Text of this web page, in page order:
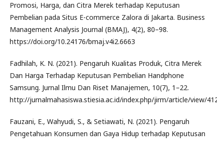
Promosi, Harga, dan Citra Merek terhadap Keputusan
Pembelian pada Situs E-commerce Zalora di Jakarta. Business
Management Analysis Journal (BMAJ), 4(2), 80–98.
https://doi.org/10.24176/bmaj.v4i2.6663
Fadhilah, K. N. (2021). Pengaruh Kualitas Produk, Citra Merek
Dan Harga Terhadap Keputusan Pembelian Handphone
Samsung. Jurnal Ilmu Dan Riset Manajemen, 10(7), 1–22.
http://jurnalmahasiswa.stiesia.ac.id/index.php/jirm/article/view/
Fauzani, E., Wahyudi, S., & Setiawati, N. (2021). Pengaruh
Pengetahuan Konsumen dan Gaya Hidup terhadap Keputusan